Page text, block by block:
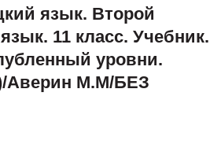
язык. Второй
11 класс. Учебник.
уровни.
Аверин М.М/БЕЗ